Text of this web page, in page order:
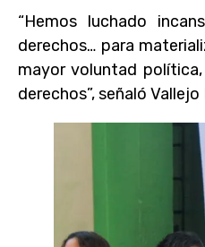
“Hemos luchado
derechos… para
mayor voluntad
derechos”, señaló